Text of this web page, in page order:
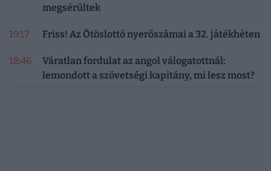
megsérültek
19:17 Friss! Az Ötöslottó nyerőszámai a 32. játékhéten
18:46
Váratlan fordulat az angol válogatottnál:
lemondott a szövetségi kapitány, mi lesz most?